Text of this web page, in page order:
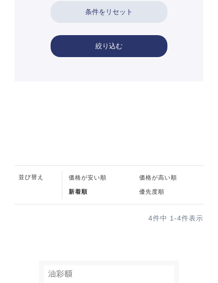
絞り込む
並び替え 価格が安い順 価格が高い順
新着順 優先度順
4件中 1 -4件表示